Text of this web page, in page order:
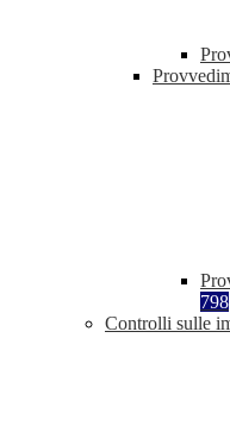
798
Controlli sulle